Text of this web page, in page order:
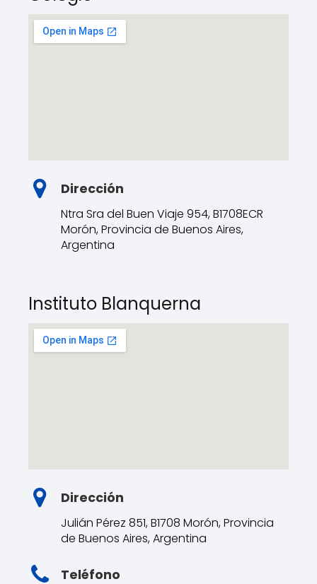
Dirección
Ntra Sra del Buen Viaje 954, B1708ECR
Morón, Provincia de Buenos Aires,
Argentina
Instituto Blanquerna
Dirección
Julián Pérez 851, B1708 Morón, Provincia
de Buenos Aires, Argentina
Teléfono